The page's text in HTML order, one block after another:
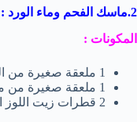
2.ماسك الفحم وماء الورد :
المكونات :
1 ملعقة صغيرة من الفحم النشط.
1 ملعقة صغيرة من ماء الورد.
2 قطرات زيت اللوز الحلو.